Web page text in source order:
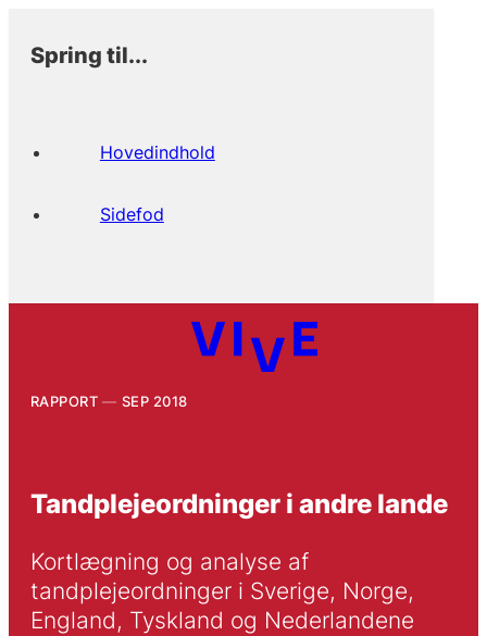
Spring til...
Hovedindhold
Sidefod
RAPPORT SEP 2018
Tandplejeordninger i andre lande
Kortlægning og analyse af
tandplejeordninger i Sverige, Norge,
England, Tyskland og Nederlandene